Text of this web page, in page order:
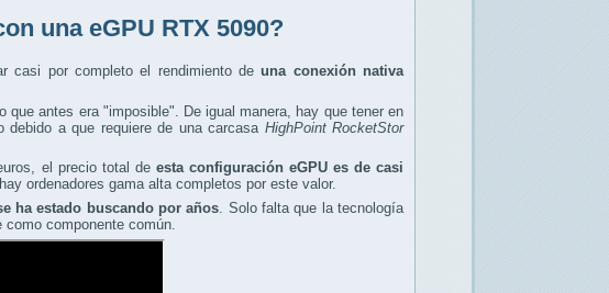
una eGPU RTX 5090?
casi por completo el rendimiento deuna conexión nativa
antes era "imposible". De igual manera, hay que tener en
debido a que requiere de una carcasa HighPoint RocketStor
el precio total de esta configuración eGPU es de casi
ordenadores gama alta completos por este valor.
ha estado buscando por años . Solo falta que la tecnología
componente común.